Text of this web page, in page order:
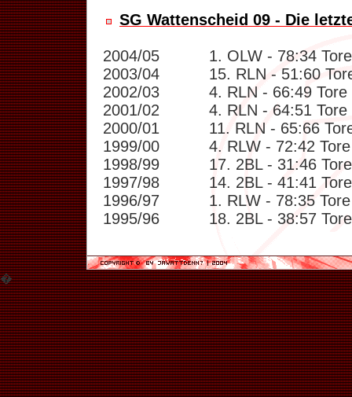
SG Wattenscheid 09 - Die
2004/05
2003/04
2002/03
2001/02
2000/01
1999/00
1998/99
1997/98
1996/97
1995/96
1. OLW - 78:34
15. RLN - 51:60
4. RLN - 66:49
4. RLN - 64:51
11. RLN - 65:66
4. RLW - 72:42
17. 2BL - 31:46
14. 2BL - 41:41
1. RLW - 78:35
18. 2BL - 38:57
�